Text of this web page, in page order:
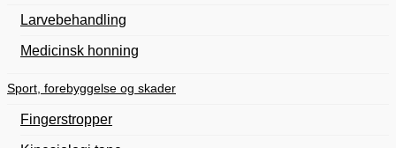
Larvebehandling
Medicinsk honning
Sport, forebyggelse og skader
Fingerstropper